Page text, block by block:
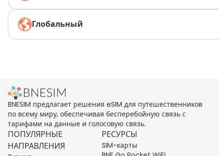
Глобальный
BNESIM предлагает решения eSIM для путешественников
по всему миру, обеспечивая бесперебойную связь с
тарифами на данные и голосовую связь.
ПОПУЛЯРНЫЕ
НАПРАВЛЕНИЯ
РЕСУРСЫ
SIM-карты